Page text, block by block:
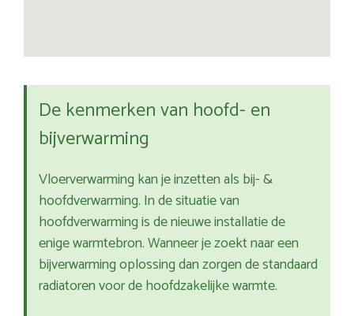
De kenmerken van hoofd- en
bijverwarming
Vloerverwarming kan je inzetten als bij- &
hoofdverwarming. In de situatie van
hoofdverwarming is de nieuwe installatie de
enige warmtebron. Wanneer je zoekt naar een
bijverwarming oplossing dan zorgen de standaard
radiatoren voor de hoofdzakelijke warmte.